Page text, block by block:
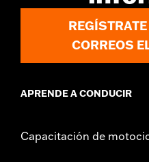
CORREOS
APRENDE A CONDUCIR
Capacitación de